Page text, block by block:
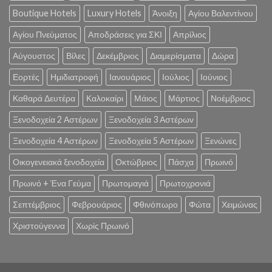
Boutique Hotels Luxury Hotels Άνοιξη Αγίου Βαλεντίνου
Αγίου Πνεύματος Αποδράσεις για ΣΚΙ Απρίλιος
Αύγουστος Βίλες Δεκέμβριος Διαμερίσματα Δώρα
Εορτές Ημιδιατροφή Ιανουάριος Ιούλιος Ιούνιος
Καθαρά Δευτέρα Καλοκαίρι Μάιος Μάρτιος Νοέμβριος
Ξενοδοχεία 2 Αστέρων Ξενοδοχεία 3 Αστέρων
Ξενοδοχεία 4 Αστέρων Ξενοδοχεία 5 Αστέρων Ξενώνες
Οικογενειακά ξενοδοχεία Οκτώβριος Πάσχα Πρωινό
Πρωινό + Ένα Γεύμα Πρωτομαγιά Πρωτοχρονιά
Σεπτέμβριος Φεβρουάριος Φθινόπωρο Φώτα Χειμώνας
Χριστούγεννα Χωρίς Πρωινό